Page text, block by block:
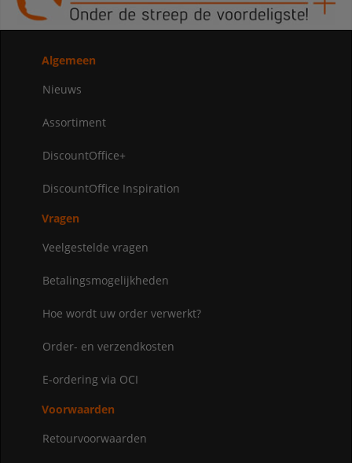
Algemeen
Nieuws
Assortiment
DiscountOffice+
DiscountOffice Inspiration
Vragen
Veelgestelde vragen
Betalingsmogelijkheden
Hoe wordt uw order verwerkt?
Order- en verzendkosten
E-ordering via OCI
Voorwaarden
Retourvoorwaarden